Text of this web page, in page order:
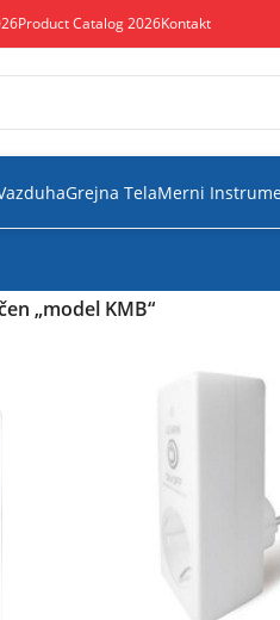
Product Catalog 2026Kontakt
Grejna TelaMerni
„model KMB“